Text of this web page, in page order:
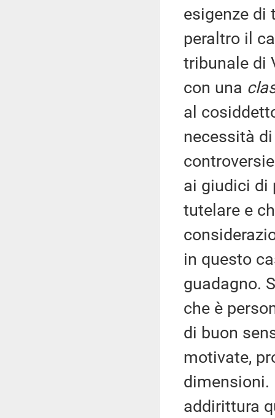
esigenze di
peraltro il
tribunale di
con una
al
necessità
ai giudici di
tutelare e
in questo
guadagno.
che è
di buon
motivate,
dimensioni.
addirittura